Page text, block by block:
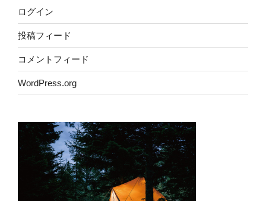
ログイン
投稿フィード
コメントフィード
WordPress.org